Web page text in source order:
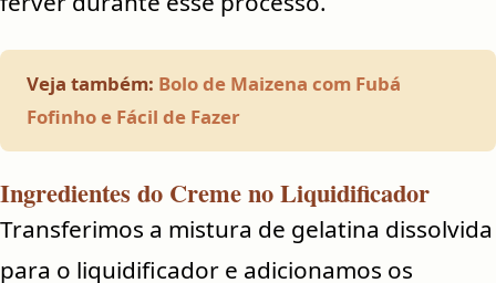
Veja também: Bolo de Maizena com Fubá
Fofinho e Fácil de Fazer
Ingredientes do Creme no Liquidificador
Transferimos a mistura de gelatina dissolvida
para o liquidificador e adicionamos os